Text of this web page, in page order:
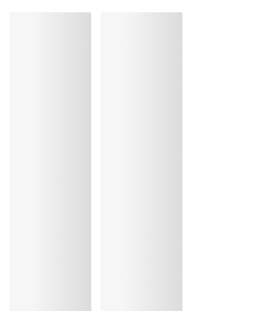
Séchage à la machine exclu